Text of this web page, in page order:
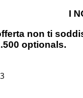
I
non ti
optionals.